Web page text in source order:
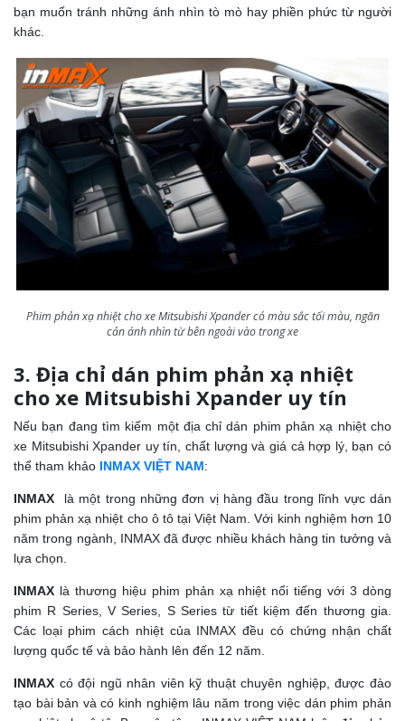
bạn muốn tránh những ánh nhìn tò mò hay phiền phức từ người
khác.
Phim phản xạ nhiệt cho xe Mitsubishi Xpander có màu sắc tối màu, ngăn
cản ánh nhìn từ bên ngoài vào trong xe
3. Địa chỉ dán phim phản xạ nhiệt
cho xe Mitsubishi Xpander uy tín
Nếu bạn đang tìm kiếm một địa chỉ dán phim phản xạ nhiệt cho
xe Mitsubishi Xpander uy tín, chất lượng và giá cả hợp lý, bạn có
thể tham khảo INMAX VIỆT NAM:
INMAX
là một trong những đơn vị hàng đầu trong lĩnh vực dán
phim phản xạ nhiệt cho ô tô tại Việt Nam. Với kinh nghiệm hơn 10
năm trong ngành, INMAX đã được nhiều khách hàng tin tưởng và
lựa chọn.
INMAX là thương hiệu phim phản xạ nhiệt nổi tiếng với 3 dòng
phim R Series, V Series, S Series từ tiết kiệm đến thương gia.
Các loại phim cách nhiệt của INMAX đều có chứng nhận chất
lượng quốc tế và bảo hành lên đến 12 năm.
INMAX có đội ngũ nhân viên kỹ thuật chuyên nghiệp, được đào
tạo bài bản và có kinh nghiệm lâu năm trong việc dán phim phản